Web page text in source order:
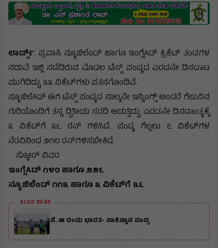
ಲಾರ್ಡ್ಸ್: ಪ್ರವಾಸಿ ನ್ಯೂಜಿಲೆಂಡ್ ಹಾಗೂ ಇಂಗ್ಲೆAಡ್ ಕ್ರಿಕೆಟ್ ತಂಡಗಳ
ನಡುವೆ ಇಲ್ಲಿ ನಡೆದಿರುವ ಮೊದಲ ಟೆಸ್ಟ್ ಪಂದ್ಯದ ಎರಡನೇ ದಿನದಾಟ
ಮುಗಿದಿದ್ದು, ೩೩ ವಿಕೆಟ್‌ಗಳು ಪತನಗೊಂಡಿವೆ.
ನ್ಯೂಜಿಲೆAಡ್ ಈಗ ಟೆಸ್ಟ್ ಪಂದ್ಯದ ನಾಲ್ಕನೇ ಇನ್ನಿಂಗ್ಸ್ ಅಂದರೆ ಗೆಲುವಿನ
ಗುರಿಯೊಂದಿಗೆ ತನ್ನ ದ್ವಿತೀಯ ಸರದಿ ಆಡುತ್ತಿದ್ದು, ಎರಡನೇ ದಿನದಾಂತ್ಯಕ್ಕೆ
೩ ವಿಕೆಟ್‌ಗೆ ೩೬ ರನ್ ಗಳಿಸಿದೆ. ಪಂದ್ಯ ಗೆಲ್ಲಲು ೭ ವಿಕೆಟ್‌ಗಳ
ನೆರವಿನಿಂದ ೨೧೮ ರನ್‌ಗಳಿಸಬೇಕಿದೆ.
ಸ್ಕೋರ್ ವಿವರ
ಇಂಗ್ಲೆAಡ್ ೧೪೦ ಹಾಗೂ ೨೨೬
ನ್ಯೂಜಿಲೆಂಡ್ ೧೧೩ ಹಾಗೂ ೩ ವಿಕೆಟ್‌ಗೆ ೩೬
ALSO READ
ಸೆ. ೫ ರಂದು ಭಾರತ- ಪಾಕಿಸ್ತಾನ ಪಂದ್ಯ